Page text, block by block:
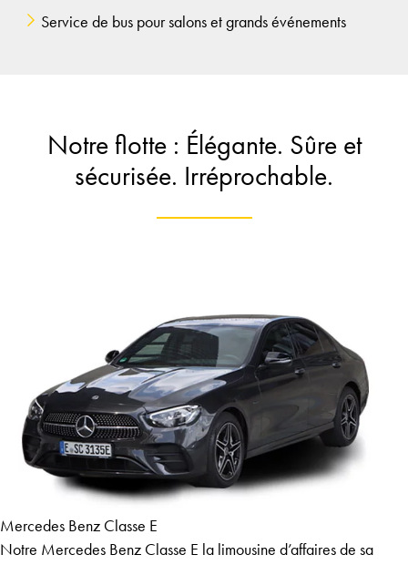
Service de bus pour salons et grands événements
Notre flotte : Élégante. Sûre et
sécurisée. Irréprochable.
Mercedes Benz Classe E
Notre Mercedes Benz Classe E la limousine d’affaires de sa